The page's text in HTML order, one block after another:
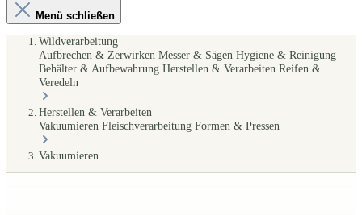
Menü schließen
Wildverarbeitung
Aufbrechen & Zerwirken Messer & Sägen Hygiene & Reinigung
Behälter & Aufbewahrung Herstellen & Verarbeiten Reifen &
Veredeln
Herstellen & Verarbeiten
Vakuumieren Fleischverarbeitung Formen & Pressen
Vakuumieren